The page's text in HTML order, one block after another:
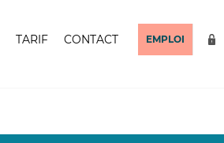
TARIF CONTACT EMPLOI